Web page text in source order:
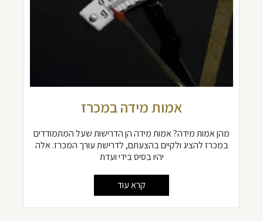
אמות מידה במכרז
מהן אמות מידה? אמות מידה הן הדרישות שעל המתמודדים
במכרז להציג ולקיים בהצעתם, לדרישת עורך המכרז. אלה
יהיו בסיס בידי ועדת
קרא עוד